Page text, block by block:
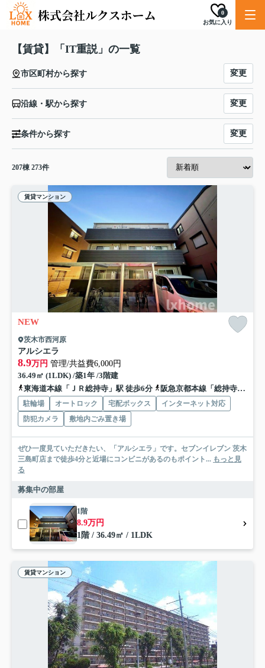
お気に入り
0
【賃貸】「IT重説」の一覧
市区町村から探す 変更
沿線・駅から探す 変更
条件から探す 変更
207棟 273件
賃貸マンション
NEW
茨木市西河原
アルシエラ
8.9万円 管理/共益費6,000円
36.49㎡ (1LDK) /築1年 /3階建
東海道本線「ＪＲ総持寺」駅 徒歩6分
阪急京都本線「総持寺」駅 徒歩12分
駐輪場 オートロック 宅配ボックス
インターネット対応
防犯カメラ
敷地内ごみ置き場
ぜひ一度見ていただきたい、「アルシエラ」です。セブンイレブン 茨木
三島町店まで徒歩4分と近場にコンビニがあるのもポイント... もっと見
る
募集中の部屋
1階
8.9万円
1階 / 36.49㎡ / 1LDK
賃貸マンション